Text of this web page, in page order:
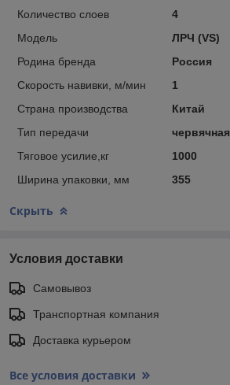
Количество слоев
4
Модель
ЛРЧ (VS)
Родина бренда
Россия
Скорость навивки, м/мин
1
Страна производства
Китай
Тип передачи
червячная
Тяговое усилие,кг
1000
Ширина упаковки, мм
355
Скрыть
Условия доставки
Самовывоз
Транспортная компания
Доставка курьером
Все условия доставки